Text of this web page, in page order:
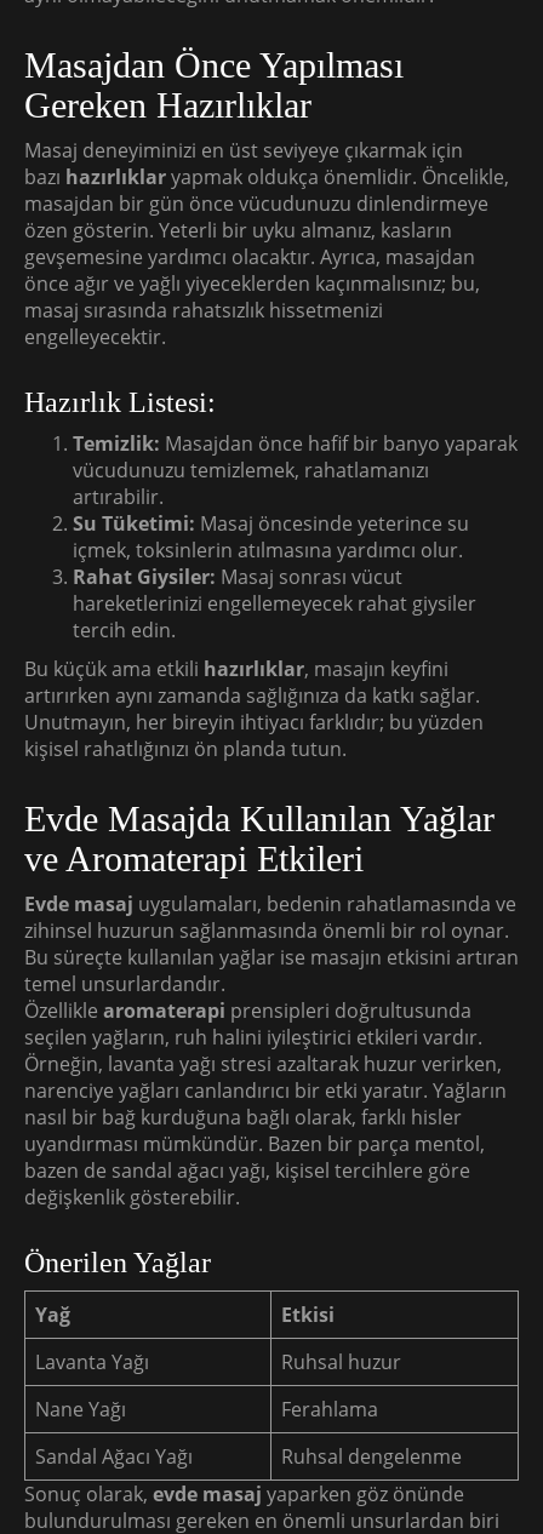
Masajdan Önce Yapılması
Gereken Hazırlıklar
Masaj deneyiminizi en üst seviyeye çıkarmak için
bazı hazırlıklaryapmak oldukça önemlidir. Öncelikle,
masajdan bir gün önce vücudunuzu dinlendirmeye
özen gösterin. Yeterli bir uyku almanız, kasların
gevşemesine yardımcı olacaktır. Ayrıca, masajdan
önce ağır ve yağlı yiyeceklerden kaçınmalısınız; bu,
masaj sırasında rahatsızlık hissetmenizi
engelleyecektir.
Hazırlık Listesi:
Temizlik: Masajdan önce hafif bir banyo yaparak
vücudunuzu temizlemek, rahatlamanızı
artırabilir.
Su Tüketimi: Masaj öncesinde yeterince su
içmek, toksinlerin atılmasına yardımcı olur.
Rahat Giysiler: Masaj sonrası vücut
hareketlerinizi engellemeyecek rahat giysiler
tercih edin.
Bu küçük ama etkili hazırlıklar, masajın keyfini
artırırken aynı zamanda sağlığınıza da katkı sağlar.
Unutmayın, her bireyin ihtiyacı farklıdır; bu yüzden
kişisel rahatlığınızı ön planda tutun.
Evde Masajda Kullanılan Yağlar
ve Aromaterapi Etkileri
Evde masaj uygulamaları, bedenin rahatlamasında ve
zihinsel huzurun sağlanmasında önemli bir rol oynar.
Bu süreçte kullanılan yağlar ise masajın etkisini artıran
temel unsurlardandır.
Özellikle aromaterapi prensipleri doğrultusunda
seçilen yağların, ruh halini iyileştirici etkileri vardır.
Örneğin, lavanta yağı stresi azaltarak huzur verirken,
narenciye yağları canlandırıcı bir etki yaratır. Yağların
nasıl bir bağ kurduğuna bağlı olarak, farklı hisler
uyandırması mümkündür. Bazen bir parça mentol,
bazen de sandal ağacı yağı, kişisel tercihlere göre
değişkenlik gösterebilir.
Önerilen Yağlar
Yağ
Etkisi
Lavanta Yağı
Ruhsal huzur
Nane Yağı
Ferahlama
Sandal Ağacı Yağı
Ruhsal dengelenme
Sonuç olarak, evde masaj yaparken göz önünde
bulundurulması gereken en önemli unsurlardan biri